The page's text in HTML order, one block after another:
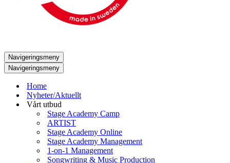
Navigeringsmeny
Navigeringsmeny
Home
Nyheter/Aktuellt
Vårt utbud
Stage Academy Camp
ARTIST
Stage Academy Online
Stage Academy Management
1-on-1 Management
Songwriting & Music Production